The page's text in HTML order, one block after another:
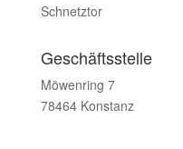
Schnetztor
Geschäftsstelle
Möwenring 7
78464 Konstanz